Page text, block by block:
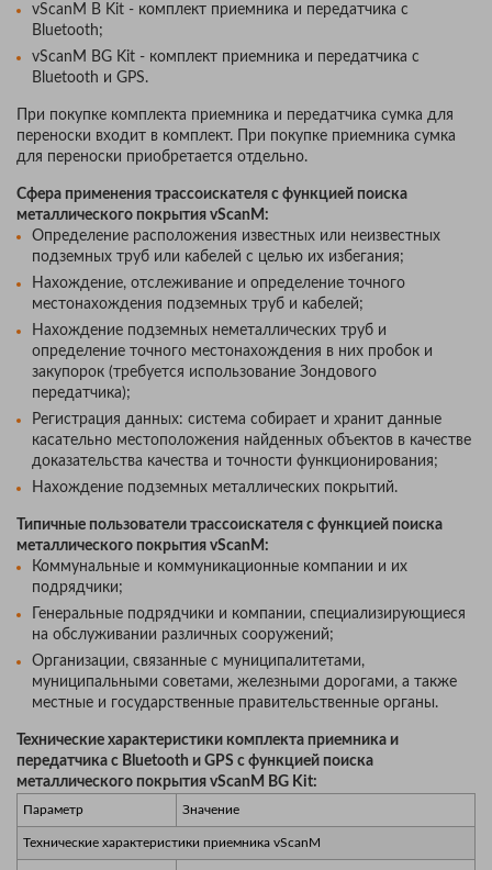
vScanM B Kit - комплект приемника и передатчика с
Bluetooth;
vScanM BG Kit - комплект приемника и передатчика c
Bluetooth и GPS.
При покупке комплекта приемника и передатчика сумка для
переноски входит в комплект. При покупке приемника сумка
для переноски приобретается отдельно.
Сфера применения трассоискателя с функцией поиска
металлического покрытия vScanM:
Определение расположения известных или неизвестных
подземных труб или кабелей с целью их избегания;
Нахождение, отслеживание и определение точного
местонахождения подземных труб и кабелей;
Нахождение подземных неметаллических труб и
определение точного местонахождения в них пробок и
закупорок (требуется использование Зондового
передатчика);
Регистрация данных: система собирает и хранит данные
касательно местоположения найденных объектов в качестве
доказательства качества и точности функционирования;
Нахождение подземных металлических покрытий.
Типичные пользователи трассоискателя с функцией поиска
металлического покрытия vScanM:
Коммунальные и коммуникационные компании и их
подрядчики;
Генеральные подрядчики и компании, специализирующиеся
на обслуживании различных сооружений;
Организации, связанные с муниципалитетами,
муниципальными советами, железными дорогами, а также
местные и государственные правительственные органы.
Технические характеристики комплекта приемника и
передатчика c Bluetooth и GPS с функцией поиска
металлического покрытия vScanM BG Kit:
Параметр Значение
Технические характеристики приемника vScanM